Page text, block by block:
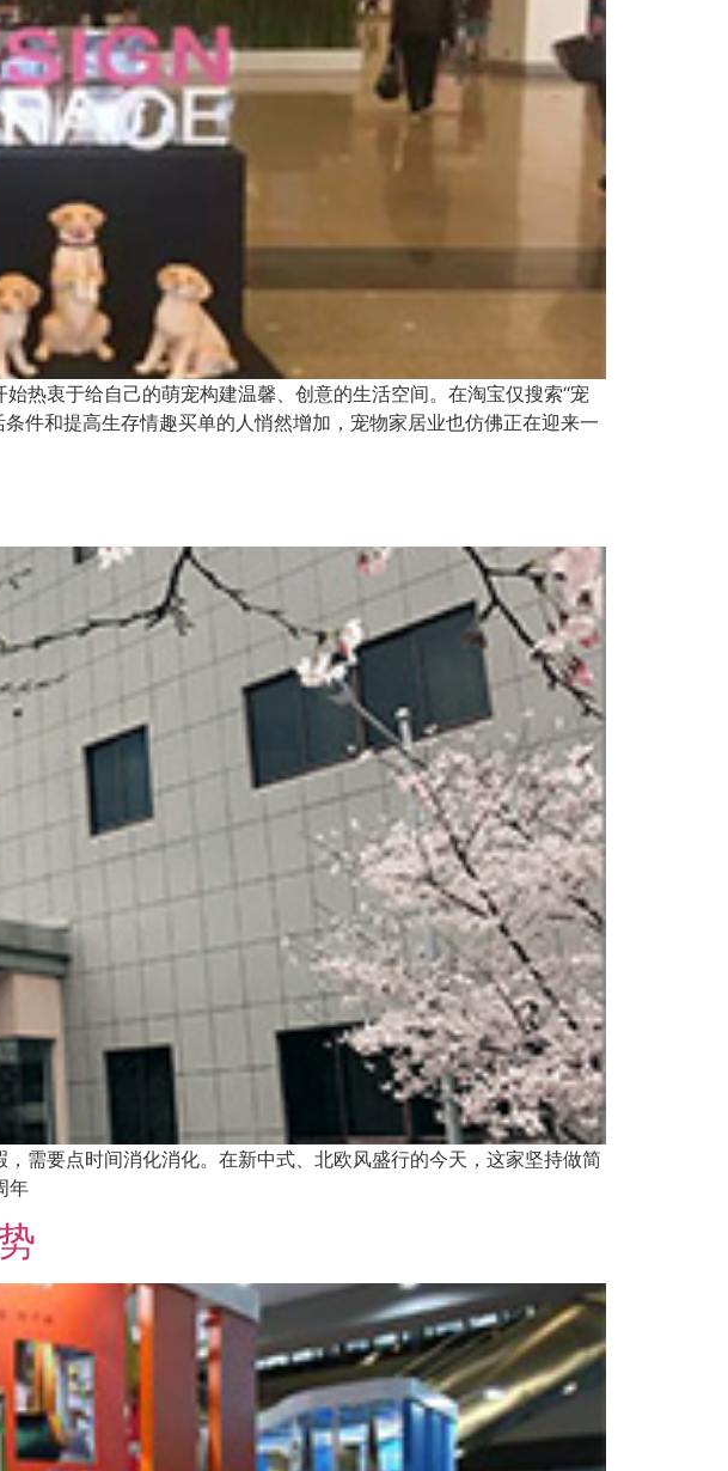
热衷于给自己的萌宠构建温馨、创意的生活空间。在淘宝仅搜索“宠
件和提高生存情趣买单的人悄然增加，宠物家居业也仿佛正在迎来一
需要点时间消化消化。在新中式、北欧风盛行的今天，这家坚持做简
年